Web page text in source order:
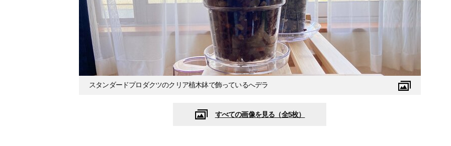
スタンダードプロダクツのクリア植木鉢で飾っているへデラ
すべての画像を見る（全5枚）